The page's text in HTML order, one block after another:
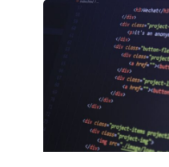
ДЛЯ